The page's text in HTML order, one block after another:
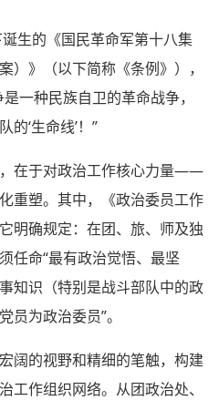
生的《国民革命军第十八集
）》（以下简称《条例》），
一种民族自卫的革命战争，
‘生命线’！”
，在于对政治工作核心力量——
重塑。其中，《政治委员工作
明确规定：在团、旅、师及独
任命“最有政治觉悟、最坚
知识（特别是战斗部队中的政
员为政治委员”。
阔的视野和精细的笔触，构建
工作组织网络。从团政治处、